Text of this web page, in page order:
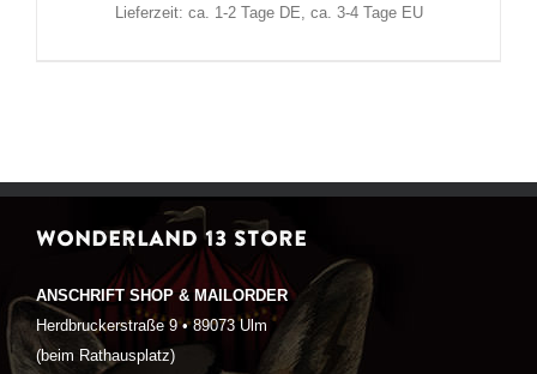
Lieferzeit: ca. 1-2 Tage DE, ca. 3-4 Tage EU
WONDERLAND 13 STORE
ANSCHRIFT SHOP & MAILORDER
Herdbruckerstraße 9 • 89073 Ulm
(beim Rathausplatz)